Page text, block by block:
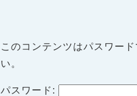
このコンテンツはパスワー
い。
パスワード: